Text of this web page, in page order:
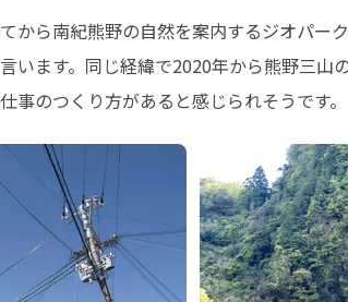
から南紀熊野の自然を案内するジオパー
います。同じ経緯で2020年から熊野三山
のつくり方があると感じられそうです。